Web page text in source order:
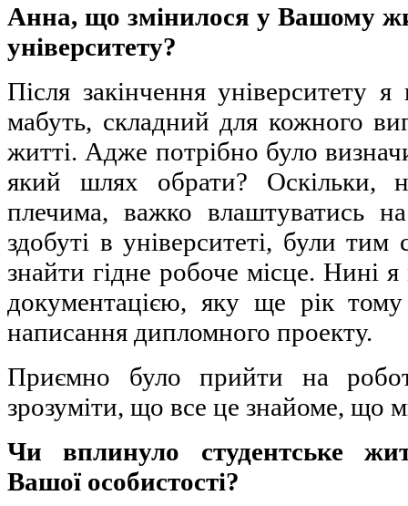
Анна, що змінилося у Вашому
університету?
Після закінчення університету
мабуть, складний для кожного
житті. Адже потрібно було
який шлях обрати? Оскільки,
плечима, важко влаштуватись
здобуті в університеті, були
знайти гідне робоче місце. Нині
документацією, яку ще рік
написання дипломного проекту.
Приємно було прийти на
зрозуміти, що все це знайоме, що
Чи вплинуло студентське
Вашої особистості?